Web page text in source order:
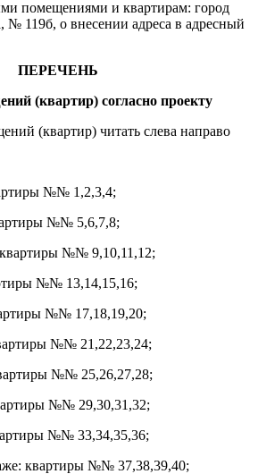
помещениями и квартирам: город
№ 119б, о внесении адреса в адресный
ПЕРЕЧЕНЬ
(квартир) согласно проекту
(квартир) читать слева направо
№№ 1,2,3,4;
№№ 5,6,7,8;
квартиры №№ 9,10,11,12;
№№ 13,14,15,16;
№№ 17,18,19,20;
№№ 21,22,23,24;
№№ 25,26,27,28;
№№ 29,30,31,32;
№№ 33,34,35,36;
квартиры №№ 37,38,39,40;